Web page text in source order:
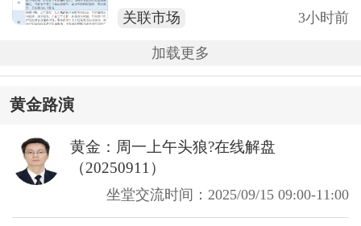
总
关联市场 3小时前
加载更多
黄金路演
黄金：周一上午头狼?在线解盘
（20250911）
坐堂交流时间：2025/09/15 09:00-11:00